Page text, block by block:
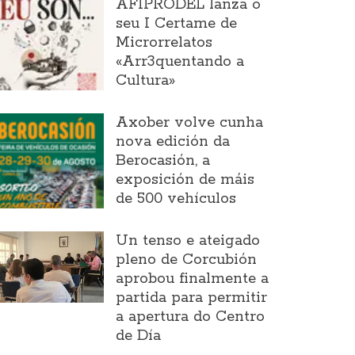
AFIPRODEL lanza o
seu I Certame de
Microrrelatos
«Arr3quentando a
Cultura»
Axober volve cunha
nova edición da
Berocasión, a
exposición de máis
de 500 vehículos
Un tenso e ateigado
pleno de Corcubión
aprobou finalmente a
partida para permitir
a apertura do Centro
de Día